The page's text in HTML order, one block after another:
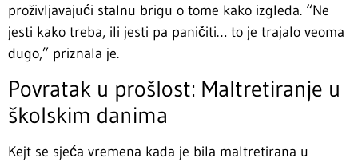
proživljavajući stalnu brigu o tome kako izgleda. “Ne
jesti kako treba, ili jesti pa paničiti… to je trajalo veoma
dugo,” priznala je.
Povratak u prošlost: Maltretiranje u
školskim danima
Kejt se sjeća vremena kada je bila maltretirana u